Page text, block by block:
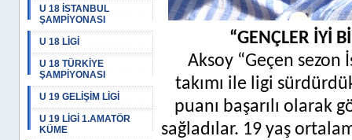
U 18 İSTANBUL
ŞAMPİYONASI
U 18 LİGİ
U 18 TÜRKİYE
ŞAMPİYONASI
U 19 GELİŞİM LİGİ
U 19 LİGİ 1.AMATÖR
KÜME
“GENÇLER İYİ
Aksoy “Geçen
takımı ile ligi
puanı başarılı olarak
sağladılar. 19 yaş